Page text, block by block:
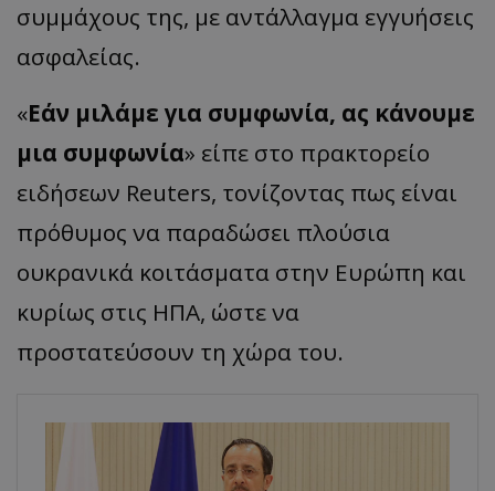
συμμάχους της, με αντάλλαγμα εγγυήσεις
ασφαλείας.
«Εάν μιλάμε για συμφωνία, ας κάνουμε
μια συμφωνία» είπε στο πρακτορείο
ειδήσεων Reuters, τονίζοντας πως είναι
πρόθυμος να παραδώσει πλούσια
ουκρανικά κοιτάσματα στην Ευρώπη και
κυρίως στις ΗΠΑ, ώστε να
προστατεύσουν τη χώρα του.